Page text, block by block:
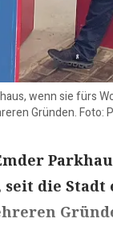
wenn sie fürs
Gründen. Foto:
seit die